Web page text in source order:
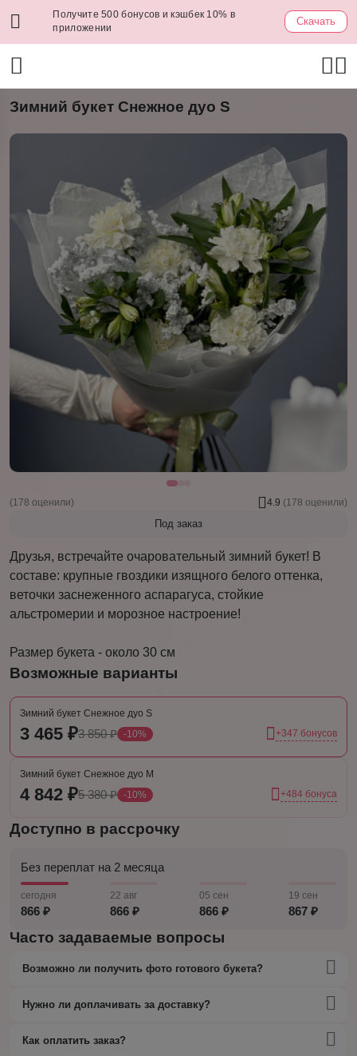
Получите 500 бонусов и кэшбек 10% в
приложении
Скачать
Зимний букет Снежное дуо S
(178 оценили) 4.9 (178 оценили)
Под заказ
Друзья, встречайте очаровательный зимний букет! В
составе: крупные гвоздики изящного белого оттенка,
веточки заснеженного аспарагуса, стойкие
альстромерии и морозное настроение!
Размер букета - около 30 см
Возможные варианты
Зимний букет Снежное дуо S
3 465 ₽3 850 ₽ -10% +347 бонусов
Зимний букет Снежное дуо M
4 842 ₽5 380 ₽ -10% +484 бонуса
Доступно в рассрочку
Без переплат на 2 месяца
сегодня
866 ₽
22 авг
866 ₽
05 сен
866 ₽
19 сен
867 ₽
Часто задаваемые вопросы
Возможно ли получить фото готового букета?
Нужно ли доплачивать за доставку?
Как оплатить заказ?